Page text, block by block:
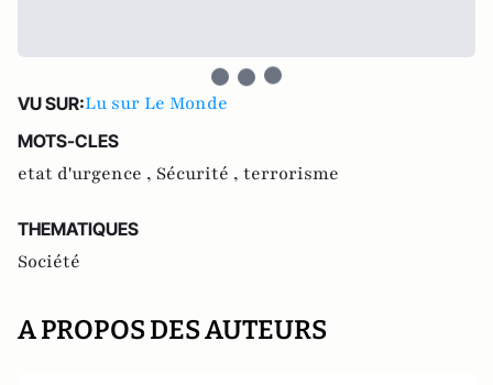
VU SUR:Lu sur Le Monde
MOTS-CLES
etat d'urgence , Sécurité , terrorisme
THEMATIQUES
Société
A PROPOS DES AUTEURS